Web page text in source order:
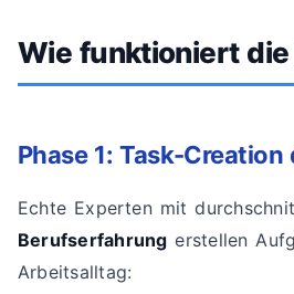
Wie funktioniert
Phase 1: Task-Creation
Echte Experten mit
Berufserfahrung erstellen
Arbeitsalltag: